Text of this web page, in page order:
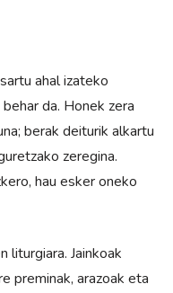
ahal izateko
da. Honek zera
berak deiturik alkartu
zeregina.
hau esker oneko
liturgiara. Jainkoak
preminak, arazoak eta